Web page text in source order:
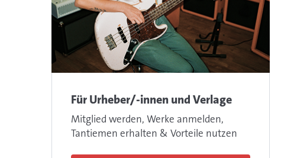
Für Urheber/-innen und Verlage
Mitglied werden, Werke anmelden,
Tantiemen erhalten & Vorteile nutzen